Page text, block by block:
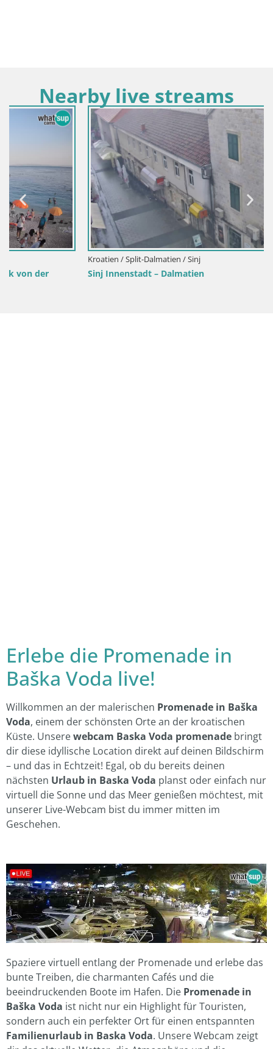
Nearby live streams
Kroatien / Split-Dalmatien / Sinj
Sinj Innenstadt – Dalmatien
Erlebe die Promenade in
Baška Voda live!
Willkommen an der malerischen Promenade in Baška
Voda, einem der schönsten Orte an der kroatischen
Küste. Unserewebcam Baska Voda promenade bringt
dir diese idyllische Location direkt auf deinen Bildschirm
– und das in Echtzeit! Egal, ob du bereits deinen
nächsten Urlaub in Baska Voda planst oder einfach nur
virtuell die Sonne und das Meer genießen möchtest, mit
unserer Live-Webcam bist du immer mitten im
Geschehen.
Spaziere virtuell entlang der Promenade und erlebe das
bunte Treiben, die charmanten Cafés und die
beeindruckenden Boote im Hafen. Die Promenade in
Baška Voda ist nicht nur ein Highlight für Touristen,
sondern auch ein perfekter Ort für einen entspannten
Familienurlaub in Baska Voda. Unsere Webcam zeigt